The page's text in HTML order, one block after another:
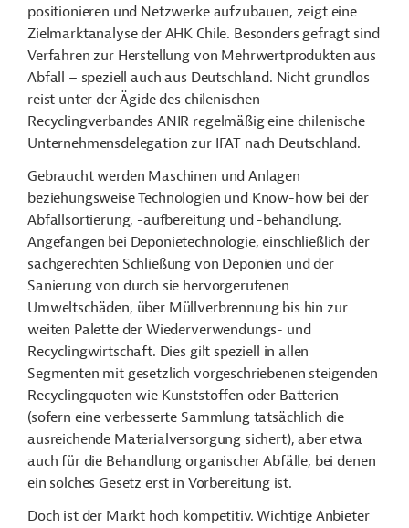
positionieren und Netzwerke aufzubauen, zeigt eine
Zielmarktanalyse der AHK Chile. Besonders gefragt sind
Verfahren zur Herstellung von Mehrwertprodukten aus
Abfall – speziell auch aus Deutschland. Nicht grundlos
reist unter der Ägide des chilenischen
Recyclingverbandes ANIR regelmäßig eine chilenische
Unternehmensdelegation zur IFAT nach Deutschland.
Gebraucht werden Maschinen und Anlagen
beziehungsweise Technologien und Know-how bei der
Abfallsortierung, -aufbereitung und -behandlung.
Angefangen bei Deponietechnologie, einschließlich der
sachgerechten Schließung von Deponien und der
Sanierung von durch sie hervorgerufenen
Umweltschäden, über Müllverbrennung bis hin zur
weiten Palette der Wiederverwendungs- und
Recyclingwirtschaft. Dies gilt speziell in allen
Segmenten mit gesetzlich vorgeschriebenen steigenden
Recyclingquoten wie Kunststoffen oder Batterien
(sofern eine verbesserte Sammlung tatsächlich die
ausreichende Materialversorgung sichert), aber etwa
auch für die Behandlung organischer Abfälle, bei denen
ein solches Gesetz erst in Vorbereitung ist.
Doch ist der Markt hoch kompetitiv. Wichtige Anbieter